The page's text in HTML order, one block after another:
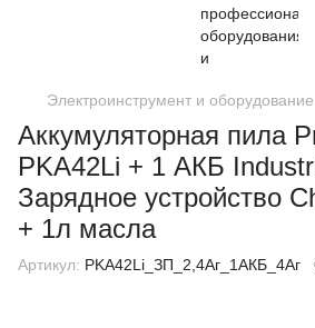
Электроинструмент и оборудование
Аккумуляторная пила
PKA42Li + 1 АКБ
Зарядное устройство
+ 1л масла
Артикул: PKA42Li_ЗП_2,4Аг_1АКБ_4Аг